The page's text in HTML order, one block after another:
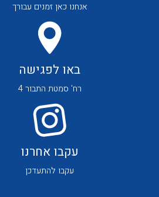
לכל מוצרי היצרן
אנחנו כאן זמנים עבורך
באו לפגישה
רח' סמטת התבור 4
עקבו אחרנו
עקבו להתעדכן